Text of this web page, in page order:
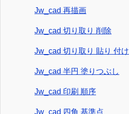
Jw_cad 再描画
Jw_cad 切り取り 削除
Jw_cad 切り取り 貼り 付け
Jw_cad 半円 塗りつぶし
Jw_cad 印刷 順序
Jw_cad 四角 基準点